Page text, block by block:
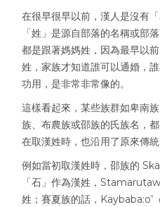
在很早很早以前，漢人是沒有
「姓」是源自部落的名稱或部
都是跟著媽媽姓，因為最早以
姓，家族才知道誰可以通婚，
功用，是非常非常像的。
這樣看起來，某些族群如卑南
族、布農族或邵族的氏族名，
在取漢姓時，也沿用了原來傳統
例如當初取漢姓時，邵族的
「石」作為漢姓，
姓；賽夏族的話，Kaybaba:o’